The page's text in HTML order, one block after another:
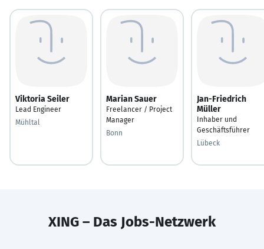
Viktoria Seiler
Lead Engineer
Mühltal
Marian Sauer
Freelancer / Project
Manager
Bonn
Jan-Friedrich
Müller
Inhaber und
Geschäftsführer
Lübeck
XING – Das Jobs-Netzwerk